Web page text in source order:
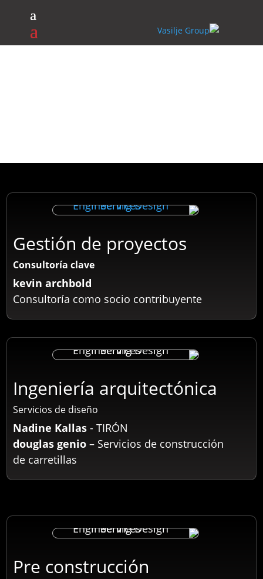
Gestión de proyectos
Consultoría clave
kevin archbold
Consultoría como socio contribuyente
Ingeniería arquitectónica
Servicios de diseño
Nadine Kallas - TIRÓN
douglas genio – Servicios de construcción
de carretillas
Pre construcción